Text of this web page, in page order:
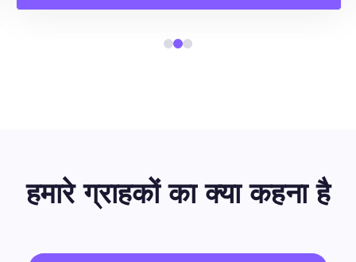
हमारे ग्राहकों का क्या कहना है